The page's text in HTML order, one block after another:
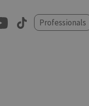
Professionals